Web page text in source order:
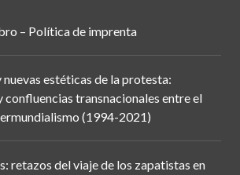
– Política de imprenta
nuevas estéticas de la protesta:
confluencias transnacionales entre el
(1994-2021)
retazos del viaje de los zapatistas en